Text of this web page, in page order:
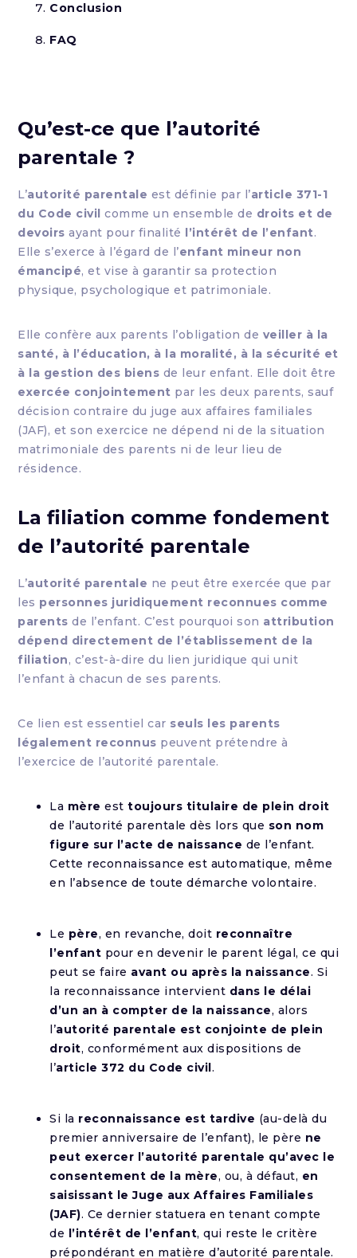
Conclusion
FAQ
Qu’est-ce que l’autorité
parentale ?
L’autorité parentale est définie par l’article 371-1
du Code civil comme un ensemble de droits et de
devoirs ayant pour finalité l’intérêt de l’enfant.
Elle s’exerce à l’égard de l’enfant mineur non
émancipé, et vise à garantir sa protection
physique, psychologique et patrimoniale.
Elle confère aux parents l’obligation de veiller à la
santé, à l’éducation, à la moralité, à la sécurité et
à la gestion des biens de leur enfant. Elle doit être
exercée conjointement par les deux parents, sauf
décision contraire du juge aux affaires familiales
(JAF), et son exercice ne dépend ni de la situation
matrimoniale des parents ni de leur lieu de
résidence.
La filiation comme fondement
de l’autorité parentale
L’autorité parentale ne peut être exercée que par
les personnes juridiquement reconnues comme
parents de l’enfant. C’est pourquoi son attribution
dépend directement de l’établissement de la
filiation, c’est-à-dire du lien juridique qui unit
l’enfant à chacun de ses parents.
Ce lien est essentiel car seuls les parents
légalement reconnus peuvent prétendre à
l’exercice de l’autorité parentale.
La mère esttoujours titulaire de plein droit
de l’autorité parentale dès lors que son nom
figure sur l’acte de naissance de l’enfant.
Cette reconnaissance est automatique, même
en l’absence de toute démarche volontaire.
Le père, en revanche, doit reconnaître
l’enfant pour en devenir le parent légal, ce qui
peut se faire avant ou après la naissance. Si
la reconnaissance intervient dans le délai
d’un an à compter de la naissance, alors
l’autorité parentale est conjointe de plein
droit, conformément aux dispositions de
l’article 372 du Code civil.
Si la reconnaissance est tardive (au-delà du
premier anniversaire de l’enfant), le père ne
peut exercer l’autorité parentale qu’avec le
consentement de la mère, ou, à défaut, en
saisissant le Juge aux Affaires Familiales
(JAF). Ce dernier statuera en tenant compte
de l’intérêt de l’enfant, qui reste le critère
prépondérant en matière d’autorité parentale.